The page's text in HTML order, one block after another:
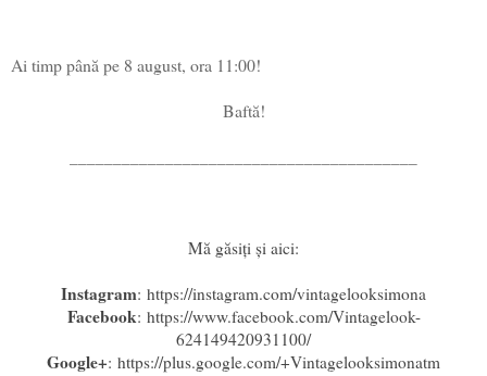
Ai timp până pe 8 august, ora 11:00!
Baftă!
Mă găsiți și aici:
Instagram: https://instagram.com/vintagelooksimona
Facebook: https://www.facebook.com/Vintagelook-
624149420931100/
Google+: https://plus.google.com/+Vintagelooksimonatm